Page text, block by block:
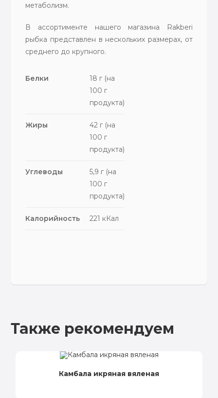
метаболизм.
В ассортименте нашего магазина Rakberi
рыбка представлен в нескольких размерах, от
среднего до крупного.
Белки
18 г (на
100 г
продукта)
Жиры
42 г (на
100 г
продукта)
Углеводы
5,9 г (на
100 г
продукта)
Калорийность 221 кКал
Также рекомендуем
Камбала икряная вяленая